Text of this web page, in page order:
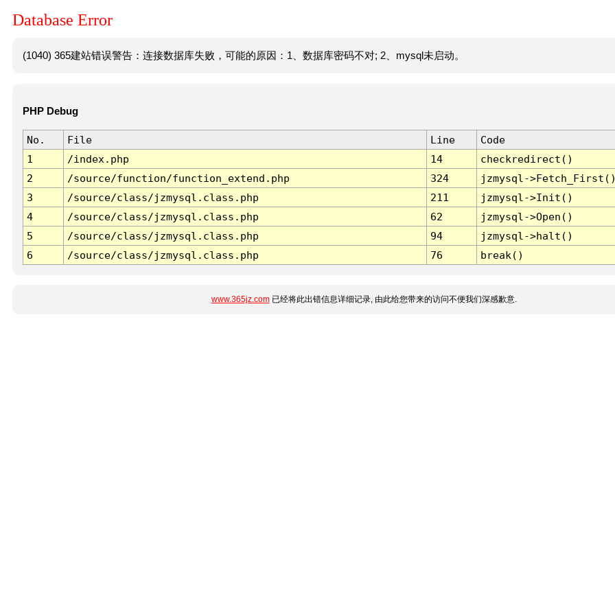
Database Error
(1040) 365建站错误警告：连接数据库失败，可能的原因：1、数据库密码不对; 2、mysql未启动。
PHP Debug
No. File Line
Code
1
/index.php 14
checkredirect()
2
/source/function/function_extend.php 324
jzmysql-
3
/source/class/jzmysql.class.php 211
jzmysql->Init()
4
/source/class/jzmysql.class.php 62
jzmysql->Open()
5
/source/class/jzmysql.class.php 94
jzmysql->halt()
6
/source/class/jzmysql.class.php 76 break()
www.365jz.com已经将此出错信息详细记录, 由此给您带来的访问不便我们深感歉意.